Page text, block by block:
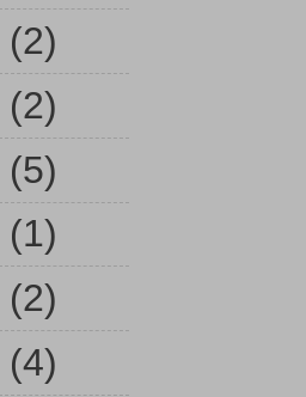
(2)
(2)
(5)
(1)
(2)
(4)